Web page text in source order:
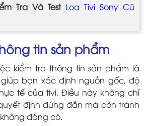
Tra Và Test Loa Tivi Sony Cũ
tin sản phẩm
kiểm tra thông tin sản phẩm là
bạn xác định nguồn gốc, độ
tế của tivi. Điều này không chỉ
định đúng đắn mà còn tránh
đáng có.